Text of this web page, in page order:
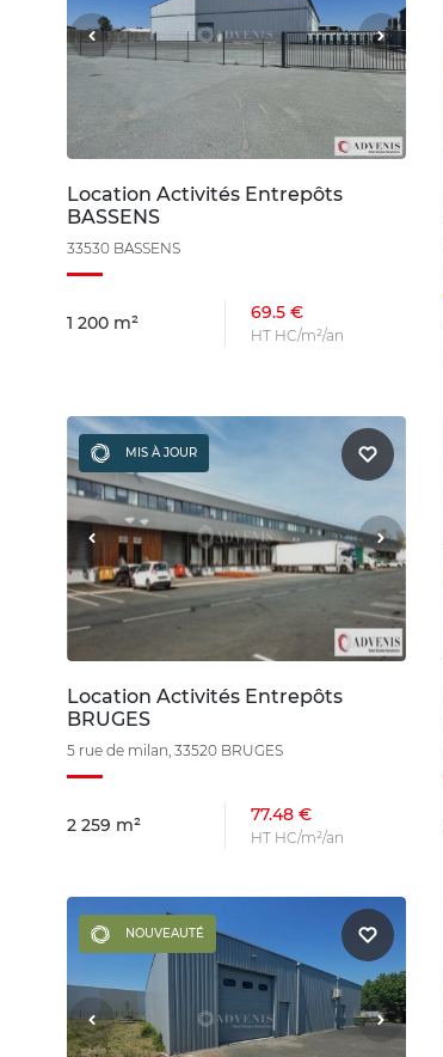
Location Activités Entrepôts
BASSENS
33530 BASSENS
1 200 m² 69.5 €
HT HC/m²/an
MIS À JOUR
Location Activités Entrepôts
BRUGES
5 rue de milan, 33520 BRUGES
2 259 m² 77.48 €
HT HC/m²/an
NOUVEAUTÉ